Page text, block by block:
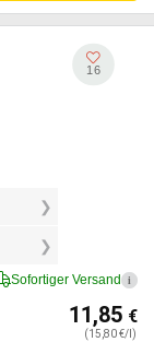
16
Sofortiger Versand i
11,85 €
(15,80 €/l)